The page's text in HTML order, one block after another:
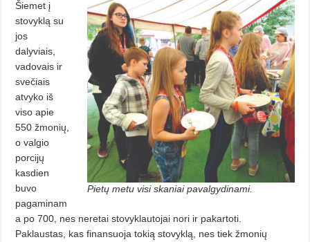
Pietų metu visi skaniai pavalgydinami.
Šiemet į
stovyklą su
jos
dalyviais,
vadovais ir
svečiais
atvyko iš
viso apie
550 žmonių,
o valgio
porcijų
kasdien
buvo
pagaminam
a po 700, nes neretai stovyklautojai nori ir pakartoti.
Paklaustas, kas finansuoja tokią stovyklą, nes tiek žmonių